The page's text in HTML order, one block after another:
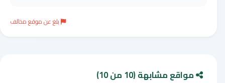
بلغ عن موقع مخالف
مواقع مشابهة (10 من 10)